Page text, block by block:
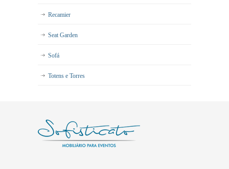
Recamier
Seat Garden
Sofá
Totens e Torres